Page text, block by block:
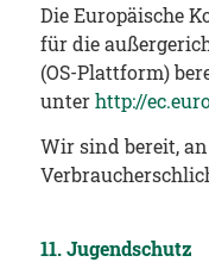
Die Europäische
für die
(OS-Plattform)
unterhttp://
Wir sind bereit,
11. Jugendschutz